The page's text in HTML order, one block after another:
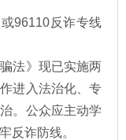
96110反诈专线
法》现已实施两
进入法治化、专
。公众应主动学
反诈防线。